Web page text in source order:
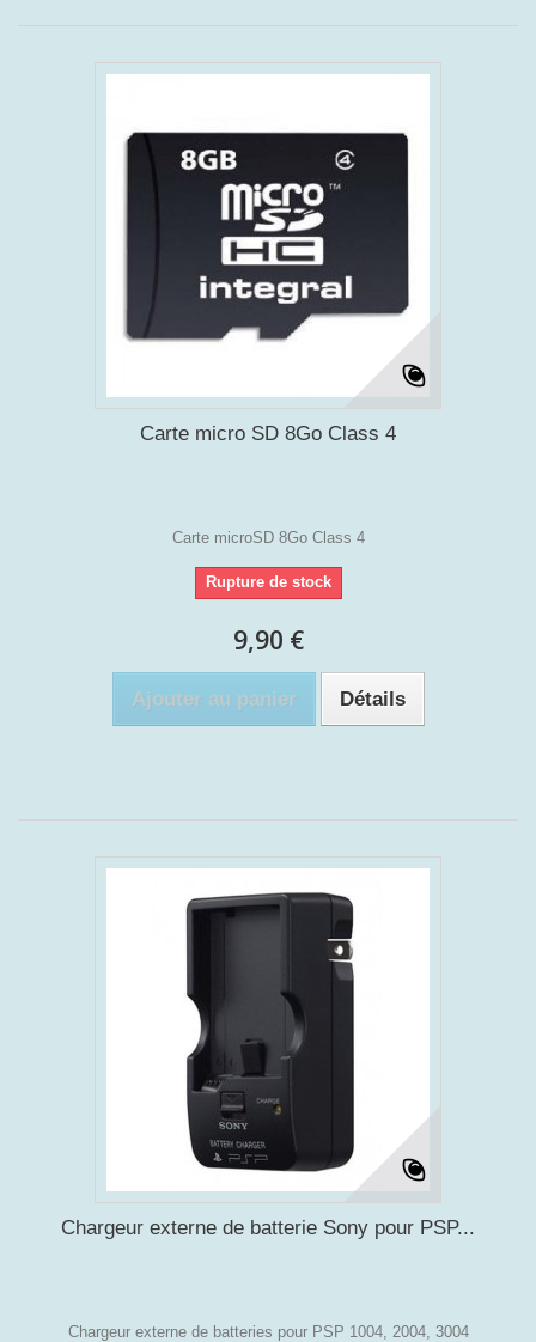
Carte micro SD 8Go Class 4
Carte microSD 8Go Class 4
Rupture de stock
9,90 €
Ajouter au panier Détails
Chargeur externe de batterie Sony pour PSP...
Chargeur externe de batteries pour PSP 1004, 2004, 3004